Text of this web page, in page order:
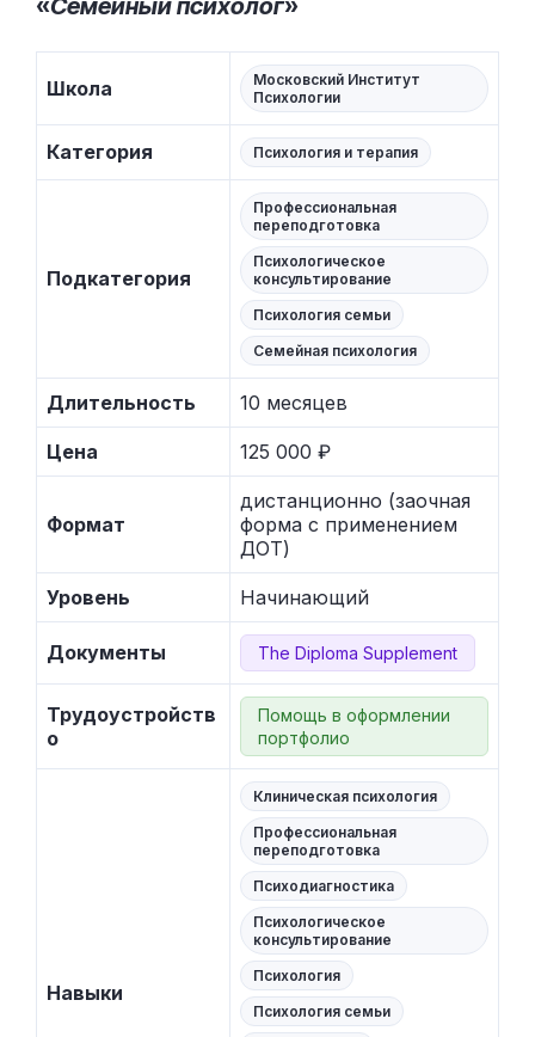
«Семейный психолог»
Школа
Московский Институт
Психологии
Категория Психология и терапия
Подкатегория
Профессиональная
переподготовка
Психологическое
консультирование
Психология семьи
Семейная психология
Длительность 10 месяцев
Цена 125 000 ₽
Формат
дистанционно (заочная
форма с применением
ДОТ)
Уровень Начинающий
Документы The Diploma Supplement
Трудоустройств
о
Помощь в оформлении
портфолио
Навыки
Клиническая психология
Профессиональная
переподготовка
Психодиагностика
Психологическое
консультирование
Психология
Психология семьи